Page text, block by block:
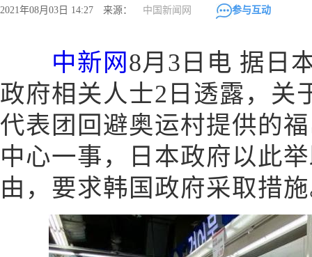
2021年08月03日 14:27 来源： 中国新闻网 参与互动
中新网 8月3日电 据日
政府相关人士2日透露，关
代表团回避奥运村提供的
中心一事，日本政府以此
由，要求韩国政府采取措